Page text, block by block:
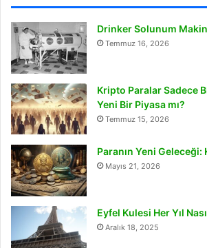
Drinker Solunum
Temmuz 16, 2026
Kripto Paralar Sadece
Yeni Bir Piyasa mı?
Temmuz 15, 2026
Paranın Yeni
Mayıs 21, 2026
Eyfel Kulesi Her Yıl
Aralık 18, 2025